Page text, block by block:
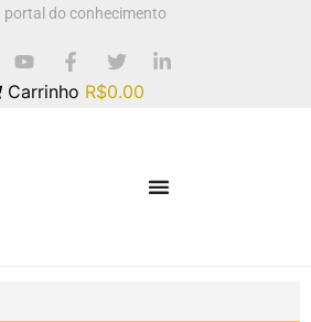
portal do conhecimento
Carrinho R$0.00